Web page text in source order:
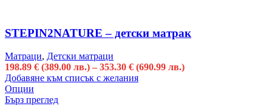
STEPIN2NATURE – детски матрак
Матраци, Детски матраци
198.89 € (389.00 лв.) – 353.30 € (690.99 лв.)
Добавяне към списък с желания
Опции
Бърз преглед